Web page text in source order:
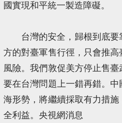
國實現和平統一製造障礙。
台灣的安全，歸根到底
方的對臺軍售行徑，只會推
風險。我們敦促美方停止售
要在台灣問題上一錯再錯。
海形勢，將繼續採取有力措
全利益。央視網消息